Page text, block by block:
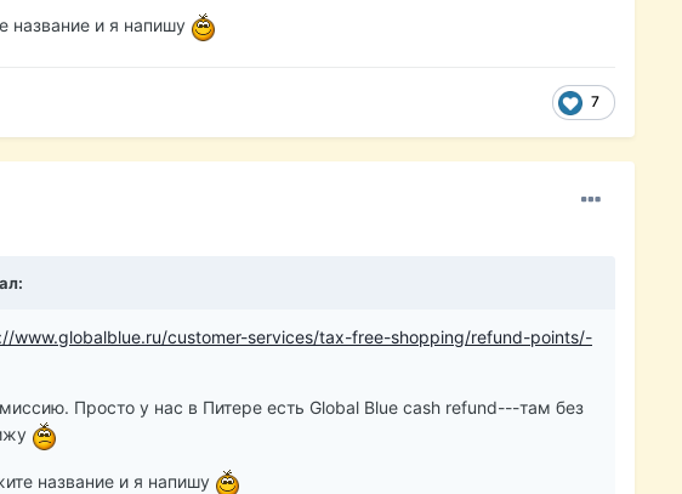
название и я напишу
7
www.globalblue.ru/customer-services/tax-free-shopping/refund-points/-
Просто у нас в Питере есть Global Blue cash refund---там без
название и я напишу